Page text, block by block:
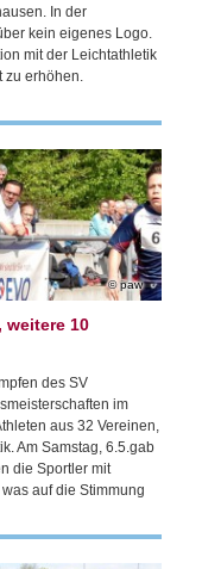
In der
kein eigenes Logo.
mit der Leichtathletik
zu erhöhen.
paw
weitere 10
des SV
im
aus 32 Vereinen,
Am Samstag, 6.5.gab
die Sportler mit
auf die Stimmung